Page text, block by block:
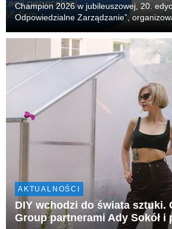
Champion 2026 w jubileuszowej, 20.
Odpowiedzialne Zarządzanie”,
miejsce w klasyfikacji generalnej,
AKTUALNOŚCI
DIY wchodzi do świata sztuki.
Group partnerami Ady Sokół i